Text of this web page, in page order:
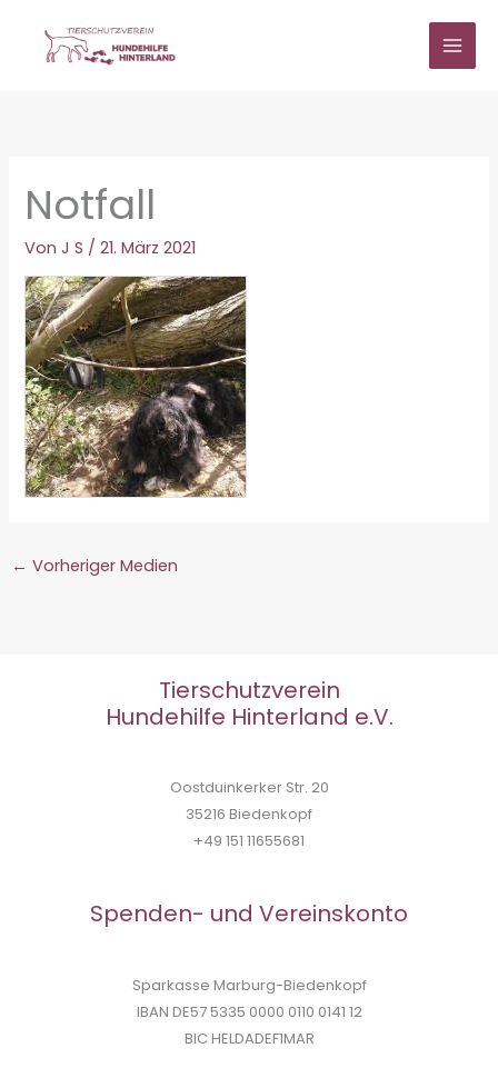
springen
Notfall
VonJ S /21. März 2021
← Vorheriger Medien
Tierschutzverein
Hundehilfe Hinterland e.V.
Oostduinkerker Str. 20
35216 Biedenkopf
+49 151 11655681
Spenden- und Vereinskonto
Sparkasse Marburg-Biedenkopf
IBAN DE57 5335 0000 0110 0141 12
BIC HELDADEF1MAR